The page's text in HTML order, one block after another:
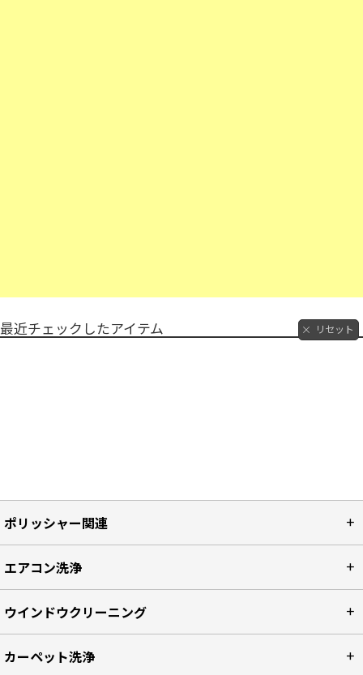
最近チェックしたアイテム リセット
ポリッシャー関連
エアコン洗浄
ウインドウクリーニング
カーペット洗浄